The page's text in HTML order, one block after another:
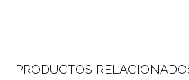
PRODUCTOS